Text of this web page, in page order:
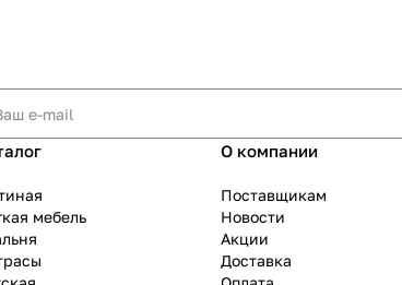
мебель
О компании
Поставщикам
Новости
Акции
Доставка